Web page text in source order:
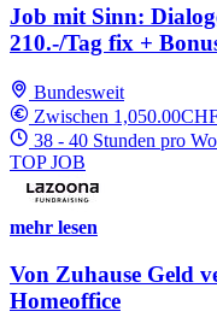
Job mit Sinn:
210.-/Tag fix +
Bundesweit
Zwischen
38 - 40 Stunden pro
TOP JOB
mehr lesen
Von Zuhause Geld
Homeoffice